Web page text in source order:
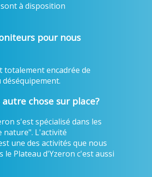
à disposition
pour nous
totalement encadrée de
chose sur place?
s'est spécialisé dans les
nature". L'activité
une des activités que nous
le Plateau d'Yzeron c'est aussi